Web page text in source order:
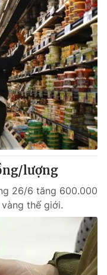
lượng
26/6 tăng 600.000
thế giới.